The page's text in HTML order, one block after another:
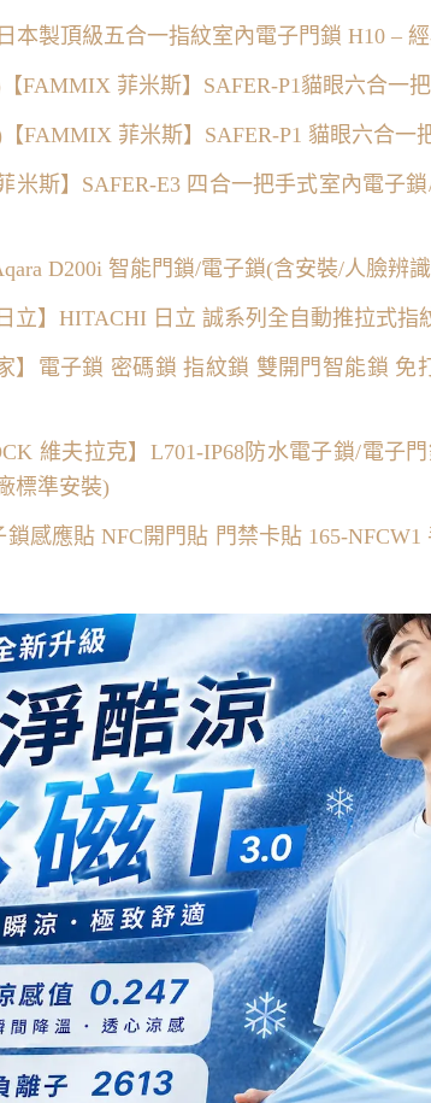
日本製頂級五合一指紋室內電子門鎖 H10 –
FAMMIX 菲米斯】SAFER-P1貓眼六合一
FAMMIX 菲米斯】SAFER-P1 貓眼六合一
米斯】SAFER-E3 四合一把手式室內電子
D200i 智能門鎖/電子鎖(含安裝/人臉辨
立】HITACHI 日立 誠系列全自動推拉式指
家】電子鎖 密碼鎖 指紋鎖 雙開門智能鎖
維夫拉克】L701-IP68防水電子鎖/電子
標準安裝)
鎖感應貼 NFC開門貼 門禁卡貼 165-